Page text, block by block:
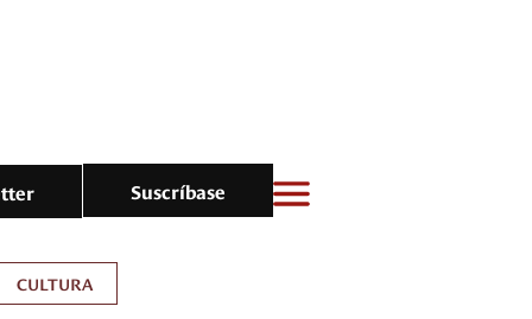
Suscríbase
CULTURA